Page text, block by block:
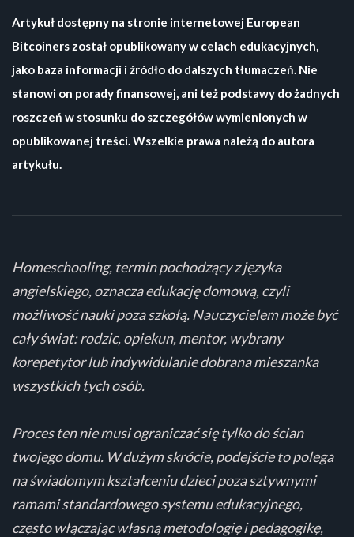
Artykuł dostępny na stronie internetowej European
Bitcoiners został opublikowany w celach edukacyjnych,
jako baza informacji i źródło do dalszych tłumaczeń. Nie
stanowi on porady finansowej, ani też podstawy do żadnych
roszczeń w stosunku do szczegółów wymienionych w
opublikowanej treści. Wszelkie prawa należą do autora
artykułu.
Homeschooling, termin pochodzący z języka
angielskiego, oznacza edukację domową, czyli
możliwość nauki poza szkołą. Nauczycielem może być
cały świat: rodzic, opiekun, mentor, wybrany
korepetytor lub indywidulanie dobrana mieszanka
wszystkich tych osób.
Proces ten nie musi ograniczać się tylko do ścian
twojego domu. W dużym skrócie, podejście to polega
na świadomym kształceniu dzieci poza sztywnymi
ramami standardowego systemu edukacyjnego,
często włączając własną metodologię i pedagogikę,